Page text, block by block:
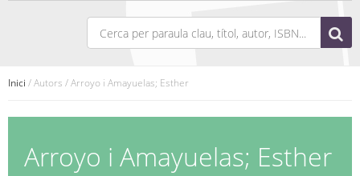
Inici / Autors / Arroyo i Amayuelas; Esther
Arroyo i Amayuelas; Esther